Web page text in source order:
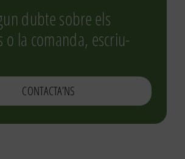
dubte sobre els
o la comanda, escriu-
CONTACTA’NS